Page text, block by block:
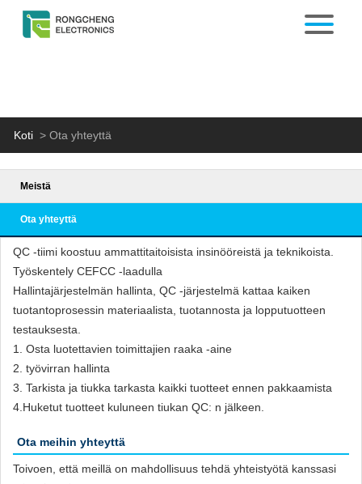
Koti >Ota yhteyttä
Meistä
Ota yhteyttä
QC -tiimi koostuu ammattitaitoisista insinööreistä ja teknikoista.
Työskentely CEFCC -laadulla
Hallintajärjestelmän hallinta, QC -järjestelmä kattaa kaiken
tuotantoprosessin materiaalista, tuotannosta ja lopputuotteen
testauksesta.
1. Osta luotettavien toimittajien raaka -aine
2. työvirran hallinta
3. Tarkista ja tiukka tarkasta kaikki tuotteet ennen pakkaamista
4.Huketut tuotteet kuluneen tiukan QC: n jälkeen.
Ota meihin yhteyttä
Toivoen, että meillä on mahdollisuus tehdä yhteistyötä kanssasi